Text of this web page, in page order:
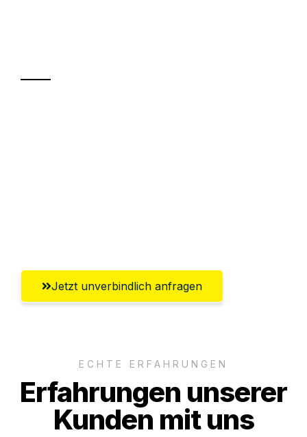
Jetzt unverbindlich anfragen
ECHTE ERFAHRUNGEN
Erfahrungen unserer
Kunden mit uns